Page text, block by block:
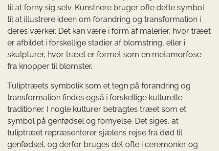
til at forny sig selv. Kunstnere bruger ofte dette symbol
til at illustrere ideen om forandring og transformation i
deres værker. Det kan være i form af malerier, hvor træet
er afbildet i forskellige stadier af blomstring, eller i
skulpturer, hvor træet er formet som en metamorfose
fra knopper til blomster.
Tuliptræets symbolik som et tegn på forandring og
transformation findes også i forskellige kulturelle
traditioner. I nogle kulturer betragtes træet som et
symbol på genfødsel og fornyelse. Det siges, at
tuliptræet repræsenterer sjælens rejse fra død til
genfødsel, og derfor bruges det ofte i ceremonier og